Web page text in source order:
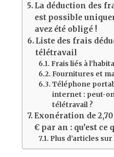
La déduction des
est possible
avez été obligé !
Liste des frais
télétravail
Frais liés à
Fournitures et
Téléphone
internet : peut-
télétravail ?
Exonération de
€ par an : qu’est ce
Plus d’articles